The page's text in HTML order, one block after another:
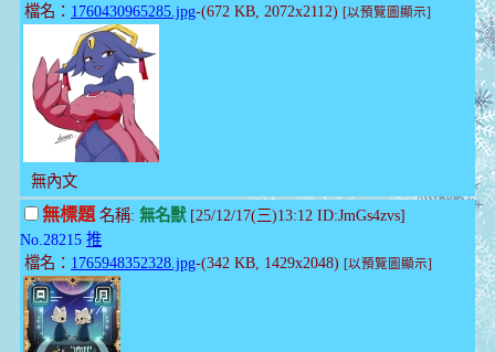
檔名： 1760430965285.jpg-(672 KB, 2072x2112) [以預覽圖顯示]
無內文
無標題名稱: 無名獸[25/12/17(三)13:12 ID:JmGs4zvs]
No.28215 推
檔名： 1765948352328.jpg-(342 KB, 1429x2048) [以預覽圖顯示]